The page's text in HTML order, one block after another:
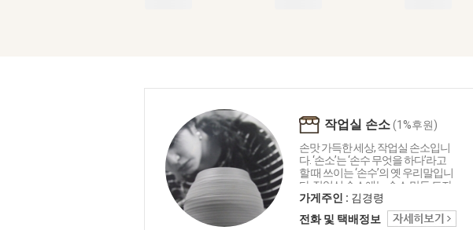
작업실 손소(1%후원)
손맛 가득한 세상, 작업실 손소입니
다. ‘손소’는 ‘손수 무엇을 하다’라고
할 때 쓰이는 ‘손수’의 옛 우리말입니
다. 작업실 손소에는 손소 만든 도자
기 그릇, 특이한 인테리어 소품, 테이
블 소품 등이 다양하게 준비되어 있
습니다. 손소 세상으로 초대합니다.
가게주인 : 김경령
전화 및 택배정보